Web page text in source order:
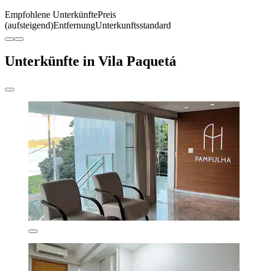
Empfohlene UnterkünftePreis
(aufsteigend)EntfernungUnterkunftsstandard
Unterkünfte in Vila Paquetá